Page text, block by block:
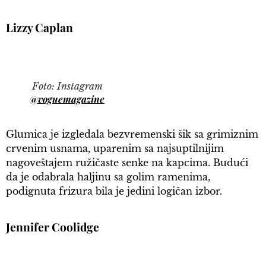
Lizzy Caplan
Foto: Instagram
@voguemagazine
Glumica je izgledala bezvremenski šik sa grimiznim
crvenim usnama, uparenim sa najsuptilnijim
nagoveštajem ružičaste senke na kapcima. Budući
da je odabrala haljinu sa golim ramenima,
podignuta frizura bila je jedini logičan izbor.
Jennifer Coolidge